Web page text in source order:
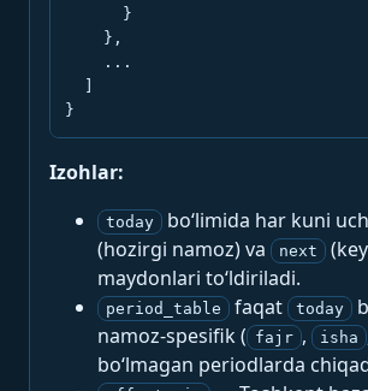
      }
    },
    ...
}
Izohlar:
today bo‘limida har kuni
(hozirgi namoz) va next
maydonlari to‘ldiriladi.
period_table faqat today
namoz-spesifik ( fajr , isha
bo‘lmagan periodlarda